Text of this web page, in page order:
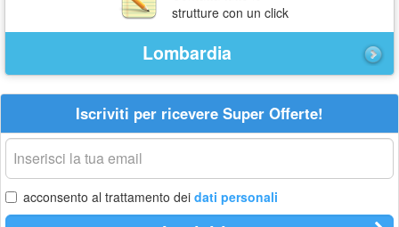
strutture con un click
Lombardia
Iscriviti per ricevere Super Offerte!
La
tua
email
acconsento al trattamento dei dati personali